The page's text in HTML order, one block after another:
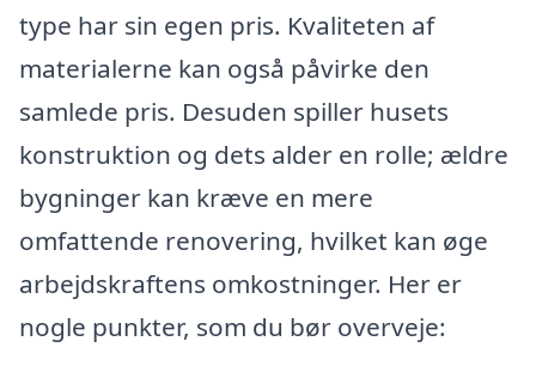
type har sin egen pris. Kvaliteten af
materialerne kan også påvirke den
samlede pris. Desuden spiller husets
konstruktion og dets alder en rolle; ældre
bygninger kan kræve en mere
omfattende renovering, hvilket kan øge
arbejdskraftens omkostninger. Her er
nogle punkter, som du bør overveje: